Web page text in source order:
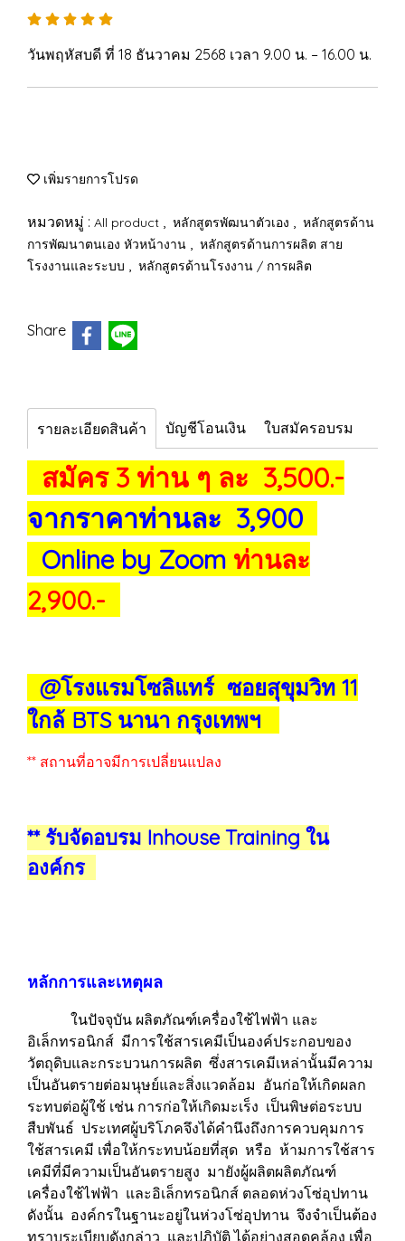
วันพฤหัสบดี ที่ 18 ธันวาคม 2568 เวลา 9.00 น. – 16.00 น.
เพิ่มรายการโปรด
หมวดหมู่ : All product , หลักสูตรพัฒนาตัวเอง , หลักสูตรด้าน
การพัฒนาตนเอง หัวหน้างาน , หลักสูตรด้านการผลิต สาย
โรงงานและระบบ , หลักสูตรด้านโรงงาน / การผลิต
Share
รายละเอียดสินค้า บัญชีโอนเงิน ใบสมัครอบรม
สมัคร 3 ท่าน ๆ ละ 3,500.-
จากราคาท่านละ 3,900
Online by Zoom ท่านละ
2,900.-
@โรงแรมโซลิแทร์ ซอยสุขุมวิท 11
ใกล้ BTS นานา กรุงเทพฯ
** สถานที่อาจมีการเปลี่ยนแปลง
** รับจัดอบรม Inhouse Training ใน
องค์กร
หลักการและเหตุผล
ในปัจจุบัน ผลิตภัณฑ์เครื่องใช้ไฟฟ้า และ
อิเล็กทรอนิกส์ มีการใช้สารเคมีเป็นองค์ประกอบของ
วัตถุดิบและกระบวนการผลิต ซึ่งสารเคมีเหล่านั้นมีความ
เป็นอันตรายต่อมนุษย์และสิ่งแวดล้อม อันก่อให้เกิดผลก
ระทบต่อผู้ใช้ เช่น การก่อให้เกิดมะเร็ง เป็นพิษต่อระบบ
สืบพันธ์ ประเทศผู้บริโภคจึงได้คำนึงถึงการควบคุมการ
ใช้สารเคมี เพื่อให้กระทบน้อยที่สุด หรือ ห้ามการใช้สาร
เคมีที่มีความเป็นอันตรายสูง มายังผู้ผลิตผลิตภัณฑ์
เครื่องใช้ไฟฟ้า และอิเล็กทรอนิกส์ ตลอดห่วงโซ่อุปทาน
ดังนั้น องค์กรในฐานะอยู่ในห่วงโซ่อุปทาน จึงจำเป็นต้อง
ทราบระเบียบดังกล่าว และปฏิบัติ ได้อย่างสอดคล้อง เพื่อ